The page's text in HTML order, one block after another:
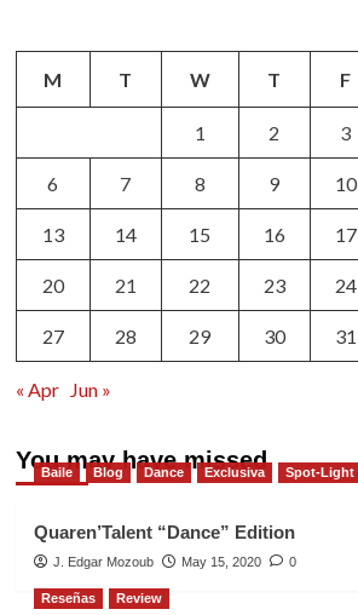
M T W T F
1 2 3
6 7 8 9 10
13 14 15 16 17
20 21 22 23 24
27 28 29 30 31
« Apr Jun »
You may have missed
Baile Blog Dance Exclusiva Spot-Light
Quaren’Talent “Dance” Edition
J. Edgar Mozoub May 15, 2020 0
Reseñas Review